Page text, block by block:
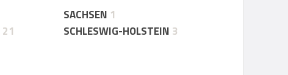
21
SACHSEN 1
SCHLESWIG-HOLSTEIN 3